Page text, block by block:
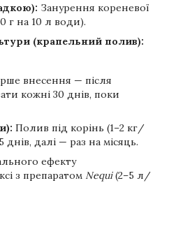
Занурення кореневої
г на 10 л води).
(крапельний полив):
внесення — після
кожні 30 днів, поки
Полив під корінь (1–2 кг/
днів, далі — раз на місяць.
ефекту
з препаратом Nequi(2–5 л/